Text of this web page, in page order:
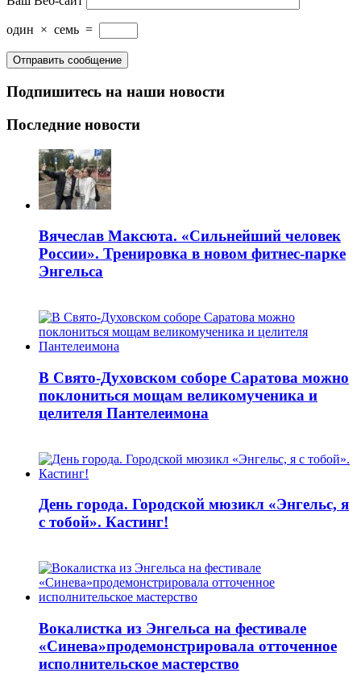
один × семь =
Подпишитесь на наши новости
Последние новости
Вячеслав Максюта. «Сильнейший человек
России». Тренировка в новом фитнес-парке
Энгельса
В Свято-Духовском соборе Саратова можно
поклониться мощам великомученика и
целителя Пантелеимона
День города. Городской мюзикл «Энгельс, я
с тобой». Кастинг!
Вокалистка из Энгельса на фестивале
«Синева»продемонстрировала отточенное
исполнительское мастерство